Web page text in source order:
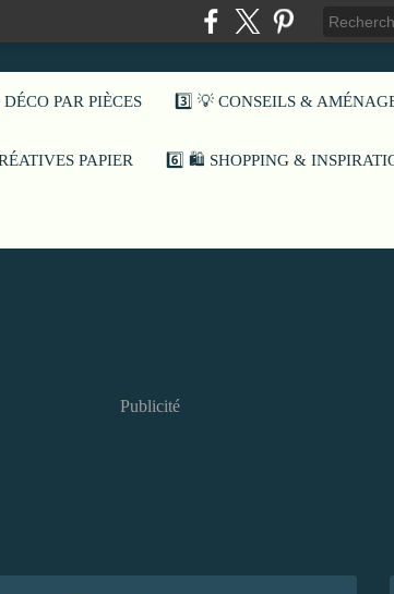
PAR PIÈCES 3️⃣ 💡 CONSEILS &
PAPIER 6️⃣ 🛍️ SHOPPING &
Publicité